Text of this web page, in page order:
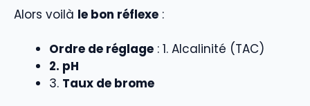
Alors voilà le bon réflexe :
Ordre de réglage : 1. Alcalinité (TAC)
2. pH
3. Taux de brome